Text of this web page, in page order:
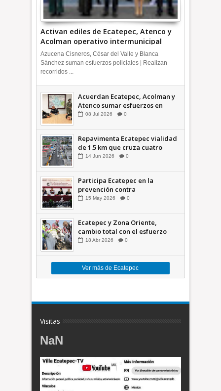
Activan ediles de Ecatepec, Atenco y
Acolman operativo intermunicipal
Azucena Cisneros, César del Valle y Blanca
Sánchez suman esfuerzos policiales | Realizan
recorridos ...
Acuerdan Ecatepec, Acolman y
Atenco sumar esfuerzos en
seguridad
08 Jul 2026 0
Repavimenta Ecatepec vialidad
de 1.5 km que cruza cuatro
comunidades +Video
14 Jun 2026 0
Participa Ecatepec en la
prevención contra
inundaciones en el Valle de
15 May 2026 0
Ecatepec y Zona Oriente,
cambio total con el esfuerzo
conjunto: Azucena; retiran 21
18 Abr 2026 0
Ver más de Ecatepec
Visitas
NaN